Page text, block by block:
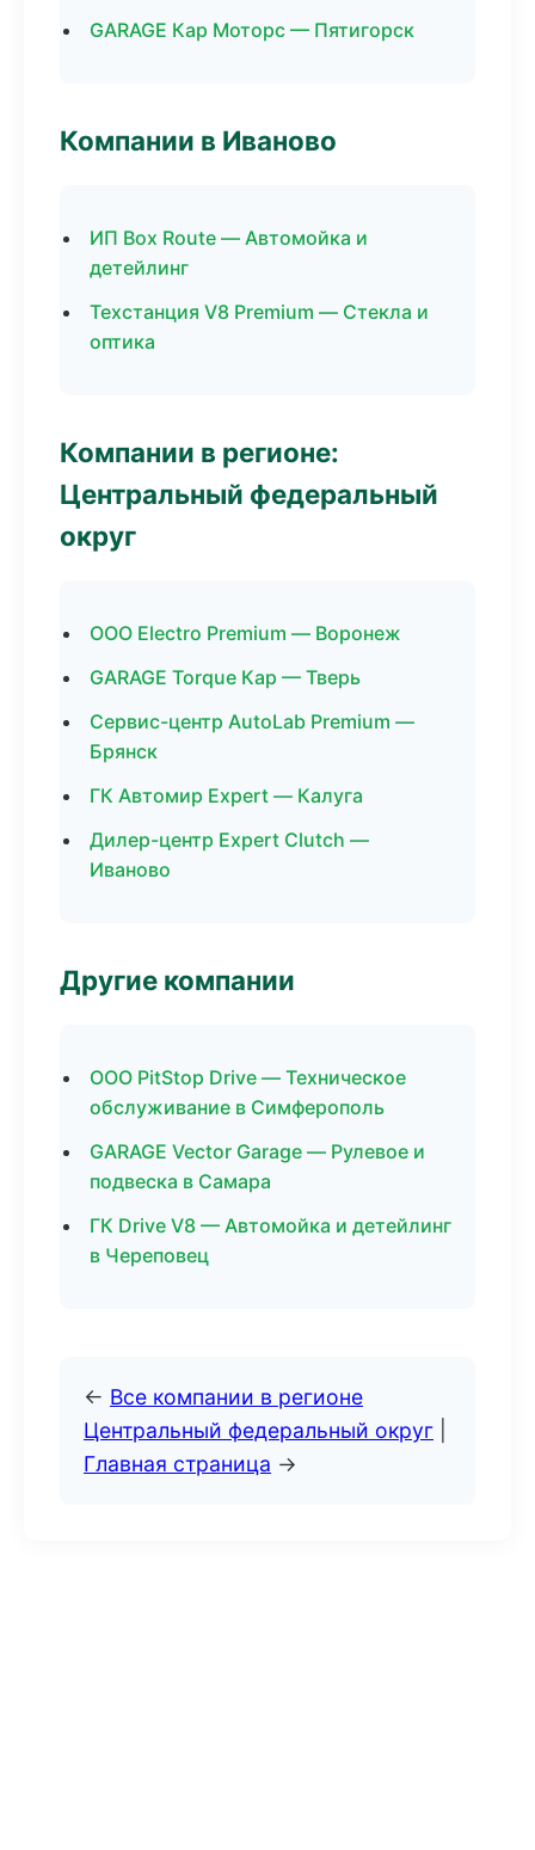
GARAGE Кар Моторс — Пятигорск
Компании в Иваново
ИП Box Route — Автомойка и
детейлинг
Техстанция V8 Premium — Стекла и
оптика
Компании в регионе:
Центральный федеральный
округ
ООО Electro Premium — Воронеж
GARAGE Torque Кар — Тверь
Сервис-центр AutoLab Premium —
Брянск
ГК Автомир Expert — Калуга
Дилер-центр Expert Clutch —
Иваново
Другие компании
ООО PitStop Drive — Техническое
обслуживание в Симферополь
GARAGE Vector Garage — Рулевое и
подвеска в Самара
ГК Drive V8 — Автомойка и детейлинг
в Череповец
← Все компании в регионе
Центральный федеральный округ
Главная страница →